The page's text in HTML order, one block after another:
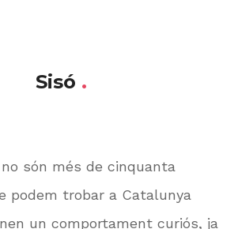
Sisó .
són més de cinquanta
podem trobar a Catalunya
un comportament curiós, ja